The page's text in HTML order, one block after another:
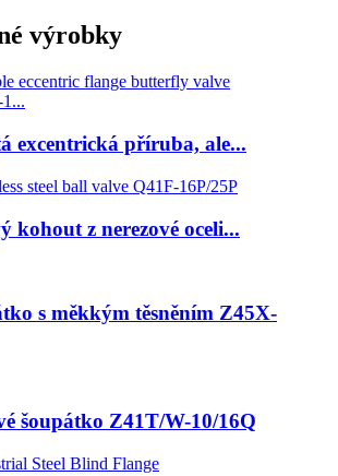
výrobky
excentrická příruba, ale...
kohout z nerezové oceli...
s měkkým těsněním Z45X-
šoupátko Z41T/W-10/16Q